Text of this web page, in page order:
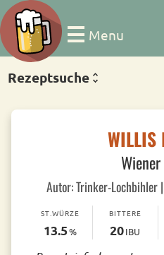
Menu
Rezeptsuche
WILLIS
Autor: Trinker-Lochbihler
ST.WÜRZE
13.5%
BITTERE
20IBU